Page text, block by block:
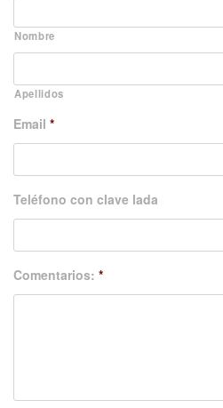
Nombre
Apellidos
Email *
Teléfono con clave lada
Comentarios: *